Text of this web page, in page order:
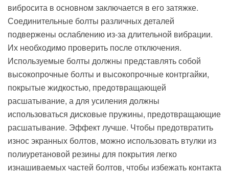
вибросита в основном заключается в его затяжке.
Соединительные болты различных деталей
подвержены ослаблению из-за длительной вибрации.
Их необходимо проверить после отключения.
Используемые болты должны представлять собой
высокопрочные болты и высокопрочные контргайки,
покрытые жидкостью, предотвращающей
расшатывание, а для усиления должны
использоваться дисковые пружины, предотвращающие
расшатывание. Эффект лучше. Чтобы предотвратить
износ экранных болтов, можно использовать втулки из
полиуретановой резины для покрытия легко
изнашиваемых частей болтов, чтобы избежать контакта